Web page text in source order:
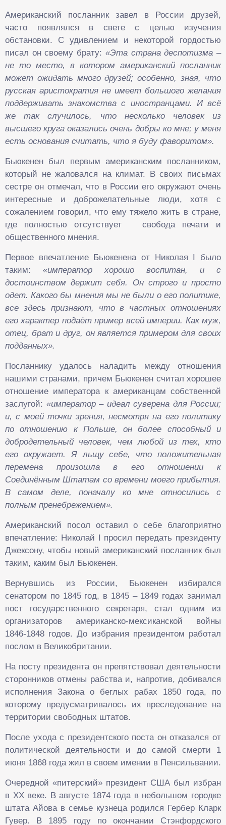
Американский посланник завел в России друзей,
часто появлялся в свете с целью изучения
обстановки. С удивлением и некоторой гордостью
писал он своему брату: «Эта страна деспотизма –
не то место, в котором американский посланник
может ожидать много друзей; особенно, зная, что
русская аристократия не имеет большого желания
поддерживать знакомства с иностранцами. И всё
же так случилось, что несколько человек из
высшего круга оказались очень добры ко мне; у меня
есть основания считать, что я буду фаворитом».
Бьюкенен был первым американским посланником,
который не жаловался на климат. В своих письмах
сестре он отмечал, что в России его окружают очень
интересные и доброжелательные люди, хотя с
сожалением говорил, что ему тяжело жить в стране,
где полностью отсутствует свобода печати и
общественного мнения.
Первое впечатление Бьюкенена от Николая I было
таким: «император хорошо воспитан, и с
достоинством держит себя. Он строго и просто
одет. Какого бы мнения мы не были о его политике,
все здесь признают, что в частных отношениях
его характер подаёт пример всей империи. Как муж,
отец, брат и друг, он является примером для своих
подданных».
Посланнику удалось наладить между отношения
нашими странами, причем Бьюкенен считал хорошее
отношение императора к американцам собственной
заслугой: «император – идеал суверена для России;
и, с моей точки зрения, несмотря на его политику
по отношению к Польше, он более способный и
добродетельный человек, чем любой из тех, кто
его окружает. Я льщу себе, что положительная
перемена произошла в его отношении к
Соединённым Штатам со времени моего прибытия.
В самом деле, поначалу ко мне относились с
полным пренебрежением».
Американский посол оставил о себе благоприятно
впечатление: Николай I просил передать президенту
Джексону, чтобы новый американский посланник был
таким, каким был Бьюкенен.
Вернувшись из России, Бьюкенен избирался
сенатором по 1845 год, в 1845 – 1849 годах занимал
пост государственного секретаря, стал одним из
организаторов американско-мексиканской войны
1846-1848 годов. До избрания президентом работал
послом в Великобритании.
На посту президента он препятствовал деятельности
сторонников отмены рабства и, напротив, добивался
исполнения Закона о беглых рабах 1850 года, по
которому предусматривалось их преследование на
территории свободных штатов.
После ухода с президентского поста он отказался от
политической деятельности и до самой смерти 1
июня 1868 года жил в своем имении в Пенсильвании.
Очередной «питерский» президент США был избран
в XX веке. В августе 1874 года в небольшом городке
штата Айова в семье кузнеца родился Гербер Кларк
Гувер. В 1895 году по окончании Стэнфордского